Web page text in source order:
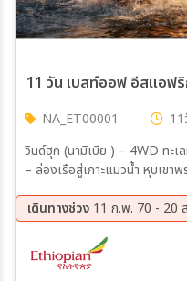
เฉพาะเดือน
เฉพาะเทศกาล
NA_ET00001
วินด์ฮุก (นามิเบีย ) – 4WD ทะเ
– ล่องเรือสู่เกาะแมวน้ำ หุบเขา
น้ำซิมเบซี – Game Drive – ซิม
พระอาทิตย์ตก – น้ำตกวิคตอเรี
วิคตอเรีย – พิเศษกิจกรรม
เดินทางช่วง 11 ก.พ. 70 - 20
08 เม.ย 70 - 18 เม.ย 70
27 พ.ค. 70 - 06 มิ.ย 70